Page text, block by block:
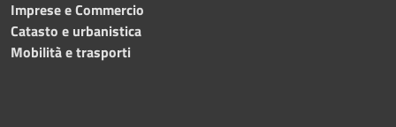
Imprese e Commercio
Catasto e urbanistica
Mobilità e trasporti